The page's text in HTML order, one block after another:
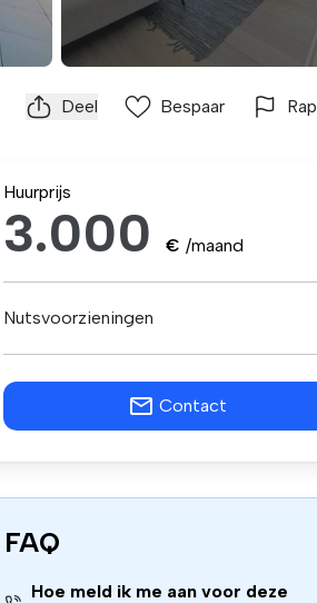
Deel Bespaar
Huurprijs
3.000 € /maand
Nutsvoorzieningen
Contact
FAQ
Hoe meld ik me aan voor deze